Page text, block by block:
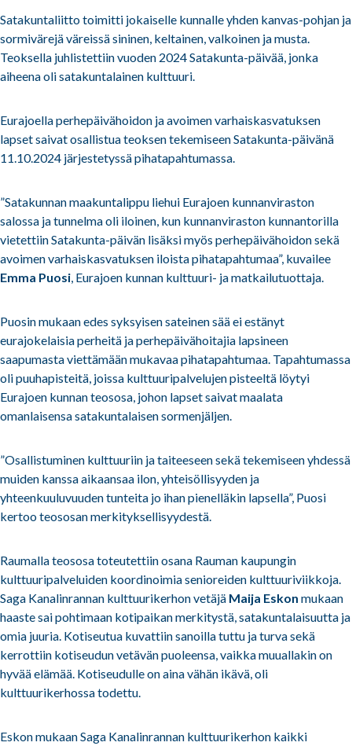
Satakuntaliitto toimitti jokaiselle kunnalle yhden kanvas-pohjan ja
sormivärejä väreissä sininen, keltainen, valkoinen ja musta.
Teoksella juhlistettiin vuoden 2024 Satakunta-päivää, jonka
aiheena oli satakuntalainen kulttuuri.
Eurajoella perhepäivähoidon ja avoimen varhaiskasvatuksen
lapset saivat osallistua teoksen tekemiseen Satakunta-päivänä
11.10.2024 järjestetyssä pihatapahtumassa.
”Satakunnan maakuntalippu liehui Eurajoen kunnanviraston
salossa ja tunnelma oli iloinen, kun kunnanviraston kunnantorilla
vietettiin Satakunta-päivän lisäksi myös perhepäivähoidon sekä
avoimen varhaiskasvatuksen iloista pihatapahtumaa”, kuvailee
Emma Puosi Eurajoen kunnan kulttuuri- ja matkailutuottaja.
Puosin mukaan edes syksyisen sateinen sää ei estänyt
eurajokelaisia perheitä ja perhepäivähoitajia lapsineen
saapumasta viettämään mukavaa pihatapahtumaa. Tapahtumassa
oli puuhapisteitä, joissa kulttuuripalvelujen pisteeltä löytyi
Eurajoen kunnan teososa, johon lapset saivat maalata
omanlaisensa satakuntalaisen sormenjäljen.
”Osallistuminen kulttuuriin ja taiteeseen sekä tekemiseen yhdessä
muiden kanssa aikaansaa ilon, yhteisöllisyyden ja
yhteenkuuluvuuden tunteita jo ihan pienelläkin lapsella”, Puosi
kertoo teososan merkityksellisyydestä.
Raumalla teososa toteutettiin osana Rauman kaupungin
kulttuuripalveluiden koordinoimia senioreiden kulttuuriviikkoja.
Saga Kanalinrannan kulttuurikerhon vetäjä Maija Eskon mukaan
haaste sai pohtimaan kotipaikan merkitystä, satakuntalaisuutta ja
omia juuria. Kotiseutua kuvattiin sanoilla tuttu ja turva sekä
kerrottiin kotiseudun vetävän puoleensa, vaikka muuallakin on
hyvää elämää. Kotiseudulle on aina vähän ikävä, oli
kulttuurikerhossa todettu.
Eskon mukaan Saga Kanalinrannan kulttuurikerhon kaikki